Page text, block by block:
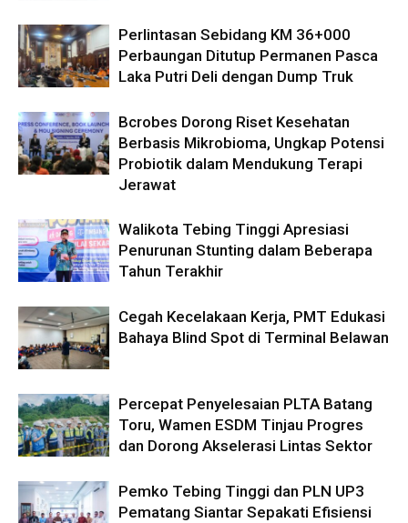
Perlintasan Sebidang KM 36+000
Perbaungan Ditutup Permanen Pasca
Laka Putri Deli dengan Dump Truk
Bcrobes Dorong Riset Kesehatan
Berbasis Mikrobioma, Ungkap Potensi
Probiotik dalam Mendukung Terapi
Jerawat
Walikota Tebing Tinggi Apresiasi
Penurunan Stunting dalam Beberapa
Tahun Terakhir
Cegah Kecelakaan Kerja, PMT Edukasi
Bahaya Blind Spot di Terminal Belawan
Percepat Penyelesaian PLTA Batang
Toru, Wamen ESDM Tinjau Progres
dan Dorong Akselerasi Lintas Sektor
Pemko Tebing Tinggi dan PLN UP3
Pematang Siantar Sepakati Efisiensi